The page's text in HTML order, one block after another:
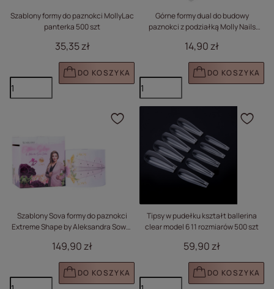
Szablony formy do paznokci MollyLac
panterka 500 szt
35,35 zł
DO KOSZYKA
Górne formy dual do budowy
paznokci z podziałką Molly Nails
14,90 zł
DO KOSZYKA
Szablony Sova formy do paznokci
Extreme Shape by Aleksandra Sowa-
149,90 zł
DO KOSZYKA
Kliknij, aby dodać
Tipsy w pudełku kształt ballerina
clear model 6 11 rozmiarów 500 szt
59,90 zł
DO KOSZYKA